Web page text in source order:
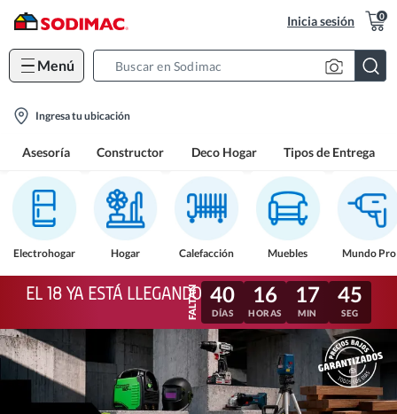
Inicia sesión 0
Menú
location-
Ingresa tu ubicación
Asesoría Constructor Deco Hogar Tipos de Entrega
Electrohogar Hogar Calefacción Muebles Mundo Pro
EL 18 YA ESTÁ LLEGANDO 40
DÍAS
16
HORAS
17
MIN
43
SEG